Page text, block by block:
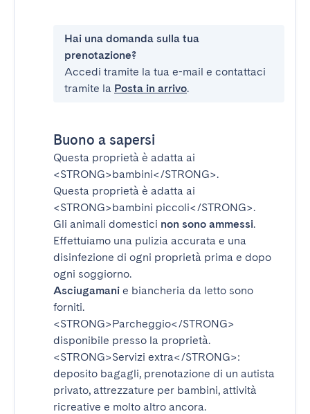
Hai una domanda sulla tua
prenotazione?
Accedi tramite la tua e-mail e contattaci
tramite la Posta in arrivo.
Buono a sapersi
Questa proprietà è adatta ai
<STRONG>bambini</STRONG>.
Questa proprietà è adatta ai
<STRONG>bambini piccoli</STRONG>.
Gli animali domestici non sono ammessi.
Effettuiamo una pulizia accurata e una
disinfezione di ogni proprietà prima e dopo
ogni soggiorno.
Asciugamani e biancheria da letto sono
forniti.
<STRONG>Parcheggio</STRONG>
disponibile presso la proprietà.
<STRONG>Servizi extra</STRONG>:
deposito bagagli, prenotazione di un autista
privato, attrezzature per bambini, attività
ricreative e molto altro ancora.